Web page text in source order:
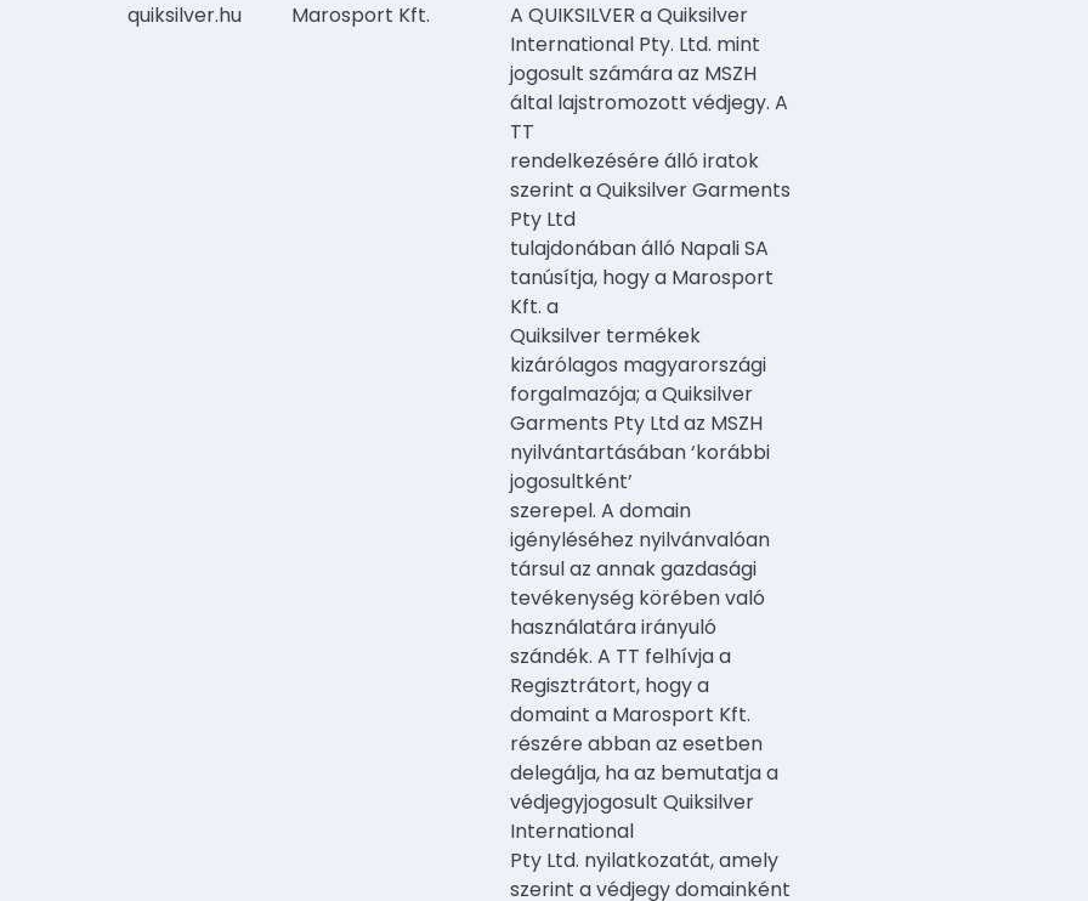
quiksilver.hu Marosport Kft.
A QUIKSILVER a Quiksilver
International Pty. Ltd. mint
jogosult számára az MSZH
által lajstromozott védjegy. A
TT
rendelkezésére álló iratok
szerint a Quiksilver Garments
Pty Ltd
tulajdonában álló Napali SA
tanúsítja, hogy a Marosport
Kft. a
Quiksilver termékek
kizárólagos magyarországi
forgalmazója; a Quiksilver
Garments Pty Ltd az MSZH
nyilvántartásában ‘korábbi
jogosultként’
szerepel. A domain
igényléséhez nyilvánvalóan
társul az annak gazdasági
tevékenység körében való
használatára irányuló
szándék. A TT felhívja a
Regisztrátort, hogy a
domaint a Marosport Kft.
részére abban az esetben
delegálja, ha az bemutatja a
védjegyjogosult Quiksilver
International
Pty Ltd. nyilatkozatát, amely
szerint a védjegy domainként